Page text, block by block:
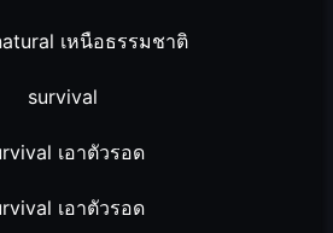
เหนือธรรมชาติ
survival
เอาตัวรอด
เอาตัวรอด